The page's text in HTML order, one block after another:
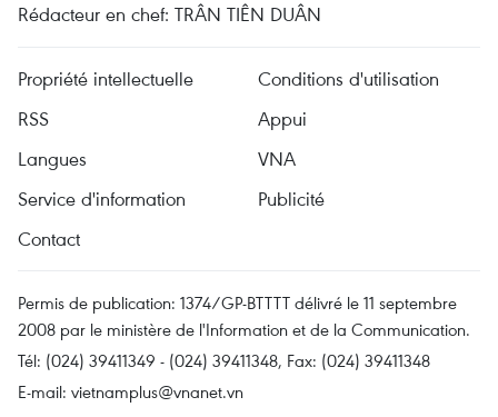
Rédacteur en chef: TRÂN TIÊN DUÂN
Propriété intellectuelle
Conditions d'utilisation
RSS
Appui
Langues
VNA
Service d'information
Publicité
Contact
Permis de publication: 1374/GP-BTTTT délivré le 11 septembre
2008 par le ministère de l'Information et de la Communication.
Tél: (024) 39411349 - (024) 39411348, Fax: (024) 39411348
E-mail: vietnamplus@vnanet.vn